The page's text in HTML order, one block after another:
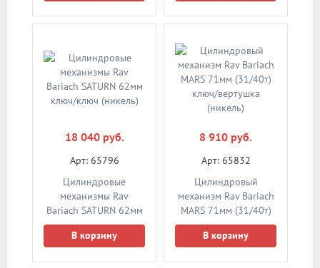
18 040 руб.
Арт: 65796
Цилиндровые
механизмы Rav
Bariach SATURN 62мм
ключ/ключ (никель)
В корзину
8 910 руб.
Арт: 65832
Цилиндровый
механизм Rav Bariach
MARS 71мм (31/40т)
ключ/вертушка
(никель)
В корзину